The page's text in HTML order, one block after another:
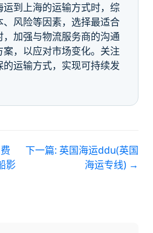
到上海的运输方式时，综
风险等因素，选择最适合
加强与物流服务商的沟通
，以应对市场变化。关注
运输方式，实现可持续发
影
下一篇: 英国海运ddu(英国
海运专线) →